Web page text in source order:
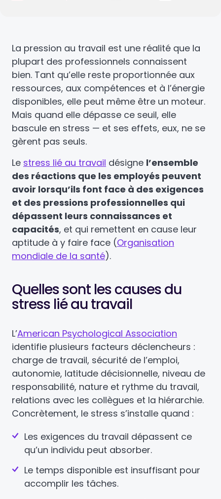
La pression au travail est une réalité que la
plupart des professionnels connaissent
bien. Tant qu’elle reste proportionnée aux
ressources, aux compétences et à l’énergie
disponibles, elle peut même être un moteur.
Mais quand elle dépasse ce seuil, elle
bascule en stress — et ses effets, eux, ne se
gèrent pas seuls.
Le stress lié au travail désigne l’ensemble
des réactions que les employés peuvent
avoir lorsqu’ils font face à des exigences
et des pressions professionnelles qui
dépassent leurs connaissances et
capacités, et qui remettent en cause leur
aptitude à y faire face (Organisation
mondiale de la santé).
Quelles sont les causes du
stress lié au travail
L’American Psychological Association
identifie plusieurs facteurs déclencheurs :
charge de travail, sécurité de l’emploi,
autonomie, latitude décisionnelle, niveau de
responsabilité, nature et rythme du travail,
relations avec les collègues et la hiérarchie.
Concrètement, le stress s’installe quand :
Les exigences du travail dépassent ce
qu’un individu peut absorber.
Le temps disponible est insuffisant pour
accomplir les tâches.